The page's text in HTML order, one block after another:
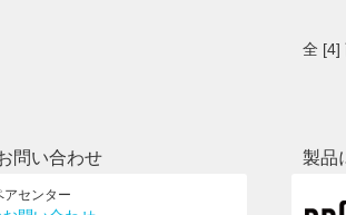
全 [4]
問い合わせ
アセンター
製品